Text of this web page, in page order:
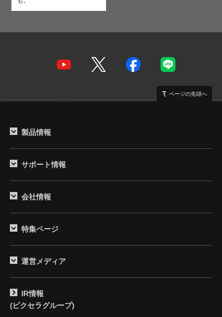
ページの先頭へ
製品情報
サポート情報
会社情報
特集ページ
運営メディア
IR情報
(ピクセラグループ)